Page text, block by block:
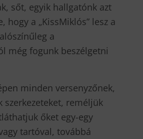
sőt, egyik hallgatónk azt
hogy a „KissMiklós” lesz a
a
még fogunk beszélgetni
minden versenyzőnek,
szerkezeteket, reméljük
őket egy-egy
tartóval, továbbá